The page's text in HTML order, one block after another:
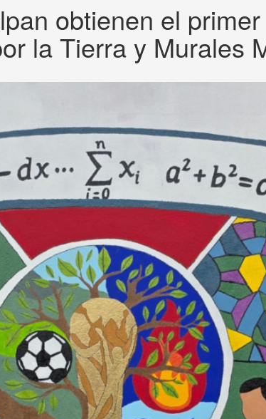
obtienen el
la Tierra y Murales